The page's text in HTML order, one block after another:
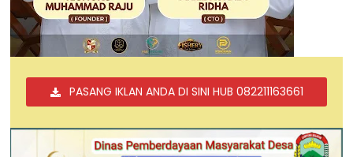
PASANG IKLAN ANDA DI SINI HUB 082211163661